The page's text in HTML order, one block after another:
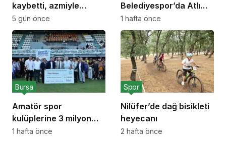
kaybetti, azmiyle
uluslararası başarılara
ulaştı
5 gün önce
Belediyespor’da Atlı
Sporlar Branşı Kuruldu
1 hafta önce
Amatör spor
kulüplerine 3 milyon
liralık destek
Bursa
1 hafta önce
Nilüfer’de dağ bisikleti
heyecanı
Spor
2 hafta önce